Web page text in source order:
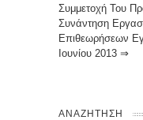
Συμμετοχή Του
Συνάντηση
Επιθεωρήσεων
Ιουνίου 2013 ⇒
ΑΝΑΖΗΤΗΣΗ